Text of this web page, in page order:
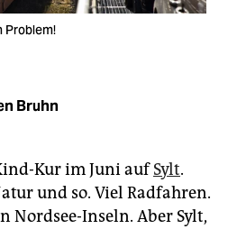
Problem!
Bruhn
Kur im Juni aufSylt.
und so. Viel Radfahren.
Nordsee-Inseln. Aber Sylt,